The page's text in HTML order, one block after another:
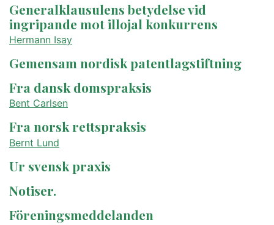
Generalklausulens betydelse vid
ingripande m0t illojal konkurrens
Hermann Isay
Gemensam nordisk patentlagstiftning
Fra dansk domspraksis
Bent Carlsen
Fra norsk rettspraksis
Bernt Lund
Ur svensk praxis
Notiser.
Föreningsmeddelanden